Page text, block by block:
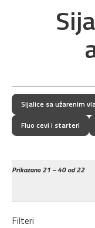
Sijalice sa užarenim
Fluo cevi i starteri
Prikazano21 – 40 od 22
Filteri